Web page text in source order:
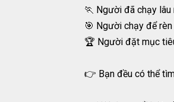
🏃 Người đã chạy lâu
🎯 Người chạy để
🏆 Người đặt mục
👉 Bạn đều có thể